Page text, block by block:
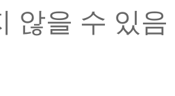
않을 수 있음